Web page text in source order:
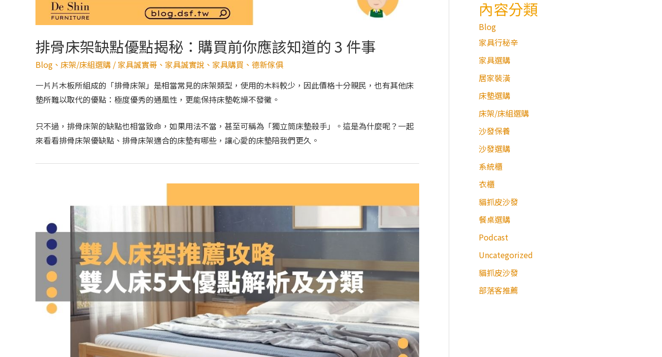
排骨床架缺點優點揭秘：購買前你應該知道的 3 件事
Blog 、 床架/床組選購 / 家具誠實哥 、 家具誠實說 、 家具購買 、 德新傢俱
一片片木板所組成的「排骨床架」是相當常見的床架類型，使用的木料較少，因此價格十分親民，也有其他床
墊所難以取代的優點：極度優秀的通風性，更能保持床墊乾燥不發黴。
只不過，排骨床架的缺點也相當致命，如果用法不當，甚至可稱為「獨立筒床墊殺手」。這是為什麼呢？一起
來看看排骨床架優缺點、排骨床架適合的床墊有哪些，讓心愛的床墊陪我們更久。
內容分類
Blog
家具行秘辛
家具選購
居家裝潢
床墊選購
床架/床組選購
沙發保養
沙發選購
系統櫃
衣櫃
貓抓皮沙發
餐桌選購
Podcast
Uncategorized
貓抓皮沙發
部落客推薦